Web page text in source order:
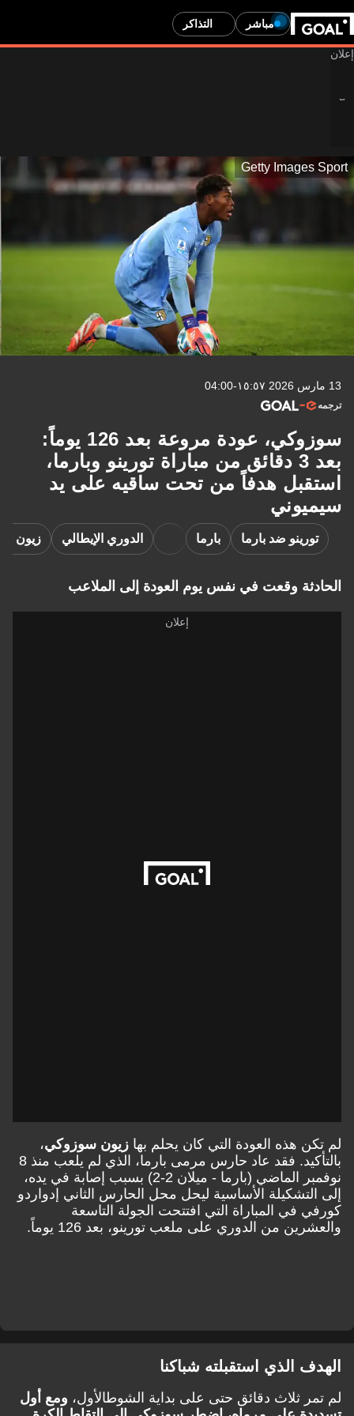
مباشر التذاكر
Getty Images Sport
13 مارس 2026 ١٥:٥٧-04:00
ترجمه
سوزوكي، عودة مروعة بعد 126 يوماً:
بعد 3 دقائق من مباراة تورينو وبارما،
استقبل هدفاً من تحت ساقيه على يد
سيميوني
تورينو ضد بارما بارما الدوري الإيطالي زيون
الحادثة وقعت في نفس يوم العودة إلى الملاعب
لم تكن هذه العودة التي كان يحلم بها زيون سوزوكي،
بالتأكيد. فقد عاد حارس مرمى بارما، الذي لم يلعب منذ 8
نوفمبر الماضي (بارما - ميلان 2-2) بسبب إصابة في يده،
إلى التشكيلة الأساسية ليحل محل الحارس الثاني إدواردو
كورفي في المباراة التي افتتحت الجولة التاسعة
والعشرين من الدوري على ملعب تورينو، بعد 126 يوماً.
الهدف الذي استقبلته شباكنا
لم تمر ثلاث دقائق حتى على بداية الشوطالأول، ومع أول